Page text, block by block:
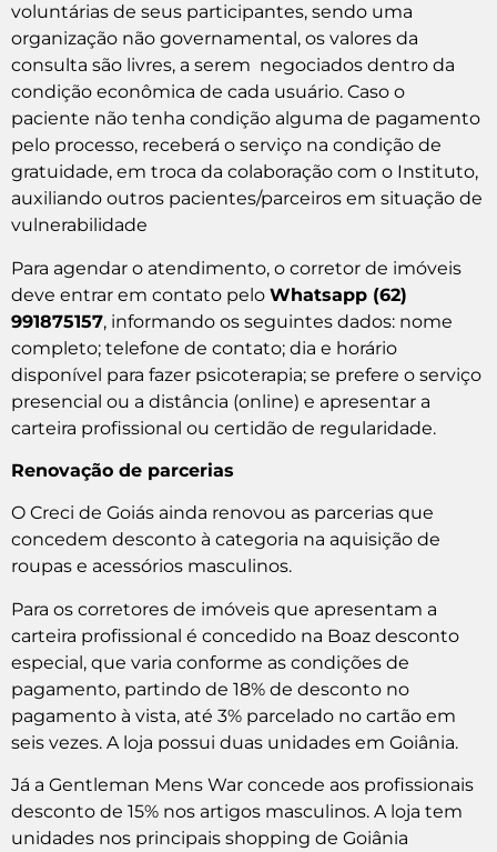
voluntárias de seus participantes, sendo uma
organização não governamental, os valores da
consulta são livres, a serem negociados dentro da
condição econômica de cada usuário. Caso o
paciente não tenha condição alguma de pagamento
pelo processo, receberá o serviço na condição de
gratuidade, em troca da colaboração com o Instituto,
auxiliando outros pacientes/parceiros em situação de
vulnerabilidade
Para agendar o atendimento, o corretor de imóveis
deve entrar em contato pelo Whatsapp (62)
991875157, informando os seguintes dados: nome
completo; telefone de contato; dia e horário
disponível para fazer psicoterapia; se prefere o serviço
presencial ou a distância (online) e apresentar a
carteira profissional ou certidão de regularidade.
Renovação de parcerias
O Creci de Goiás ainda renovou as parcerias que
concedem desconto à categoria na aquisição de
roupas e acessórios masculinos.
Para os corretores de imóveis que apresentam a
carteira profissional é concedido na Boaz desconto
especial, que varia conforme as condições de
pagamento, partindo de 18% de desconto no
pagamento à vista, até 3% parcelado no cartão em
seis vezes. A loja possui duas unidades em Goiânia.
Já a Gentleman Mens War concede aos profissionais
desconto de 15% nos artigos masculinos. A loja tem
unidades nos principais shopping de Goiânia